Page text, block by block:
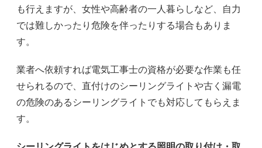
も行えますが、女性や高齢者の一人暮らしなど、自力
では難しかったり危険を伴ったりする場合もありま
す。
業者へ依頼すれば電気工事士の資格が必要な作業も任
せられるので、直付けのシーリングライトや古く漏電
の危険のあるシーリングライトでも対応してもらえま
す。